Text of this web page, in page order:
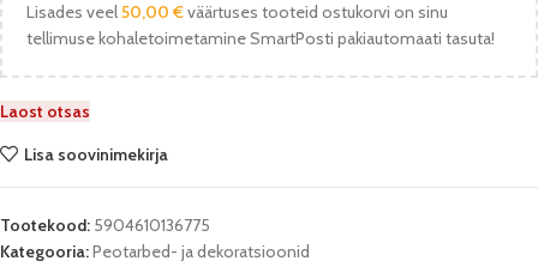
Lisades veel50,00 €väärtuses tooteid ostukorvi on sinu
tellimuse kohaletoimetamine SmartPosti pakiautomaati tasuta!
Laost otsas
Lisa soovinimekirja
Tootekood: 5904610136775
Kategooria:Peotarbed- ja dekoratsioonid